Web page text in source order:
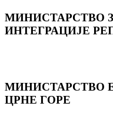
МИНИСТАРСТВО
ИНТЕГРАЦИЈЕ
МИНИСТАРСТВО
ЦРНЕ ГОРE